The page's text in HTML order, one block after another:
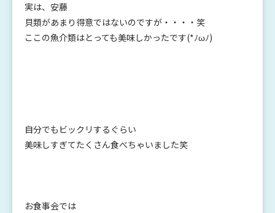
実は、安藤
貝類があまり得意ではないのですが・・・・笑
ここの魚介類はとっても美味しかったです(*ﾉωﾉ)
自分でもビックリするぐらい
美味しすぎてたくさん食べちゃいました笑
お食事会では